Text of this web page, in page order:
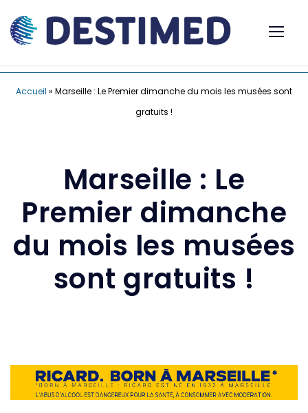
Accueil » Marseille : Le Premier dimanche du mois les musées sont
gratuits !
Marseille : Le
Premier dimanche
du mois les musées
sont gratuits !